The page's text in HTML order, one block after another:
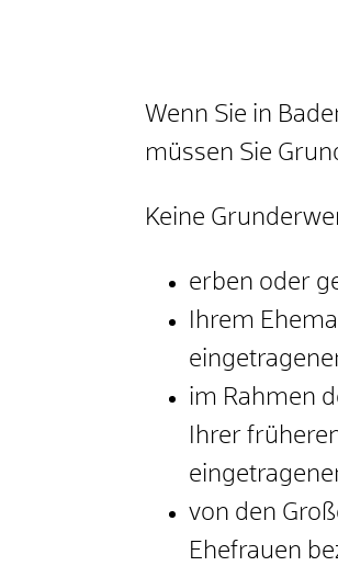
Wenn Sie in
müssen Sie
Keine
erben oder
Ihrem
im Rahmen
Ihrer
von den
Ehefrauen